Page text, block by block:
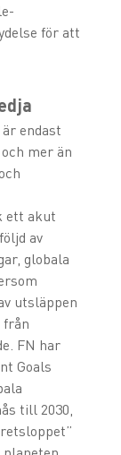
för att
endast
mer än
ett akut
av
globala
utsläppen
från
FN har
Goals
till 2030,